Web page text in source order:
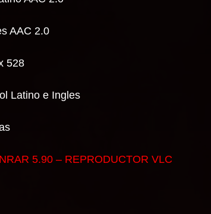
AAC 2.0
528
Latino e Ingles
5.90 – REPRODUCTOR VLC